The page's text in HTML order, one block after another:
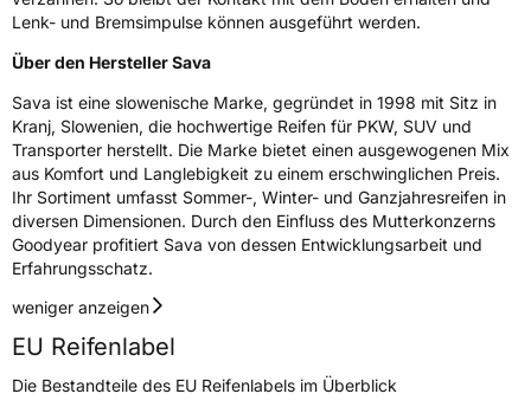
Nasshaftung B
Rollgeräusch (Klasse)B
Rollgeräusch (dB)69
FahrzeugklasseC1
3PMSF / Schneeflockensymbol / Alpine-Symbol Ja
Eisgrip Nein
EPREL ID610856
Allgemeine Produktsicherheit (GPSR)
Lenk- und Bremsimpulse können ausgeführt werden.
Über den Hersteller Sava
Sava ist eine slowenische Marke, gegründet in 1998 mit Sitz in
Kranj, Slowenien, die hochwertige Reifen für PKW, SUV und
Transporter herstellt. Die Marke bietet einen ausgewogenen Mix
aus Komfort und Langlebigkeit zu einem erschwinglichen Preis.
Ihr Sortiment umfasst Sommer-, Winter- und Ganzjahresreifen in
diversen Dimensionen. Durch den Einfluss des Mutterkonzerns
Goodyear profitiert Sava von dessen Entwicklungsarbeit und
Erfahrungsschatz.
weniger anzeigen
EU Reifenlabel
Die Bestandteile des EU Reifenlabels im Überblick